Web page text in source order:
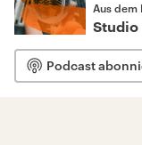
Aus dem
Studio
Podcast